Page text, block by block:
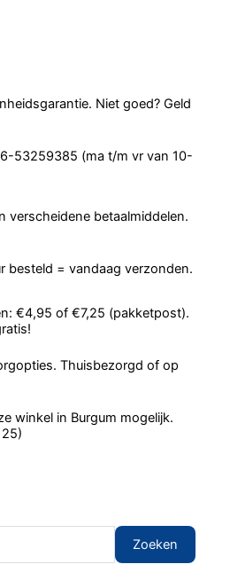
Niet goed? Geld
53259385 (ma t/m vr van 10-
verscheidene betaalmiddelen.
besteld = vandaag verzonden.
€4,95 of €7,25 (pakketpost).
Thuisbezorgd of op
winkel in Burgum mogelijk.
Zoeken